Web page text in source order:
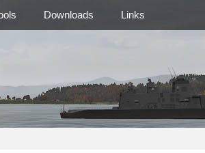
Downloads Links